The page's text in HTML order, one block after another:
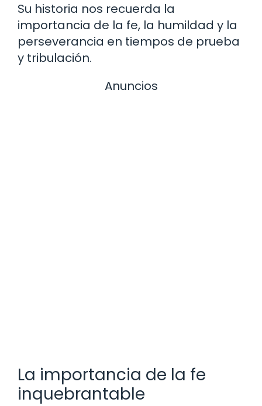
Su historia nos recuerda la
importancia de la fe, la humildad y la
perseverancia en tiempos de prueba
y tribulación.
Anuncios
La importancia de la fe
inquebrantable